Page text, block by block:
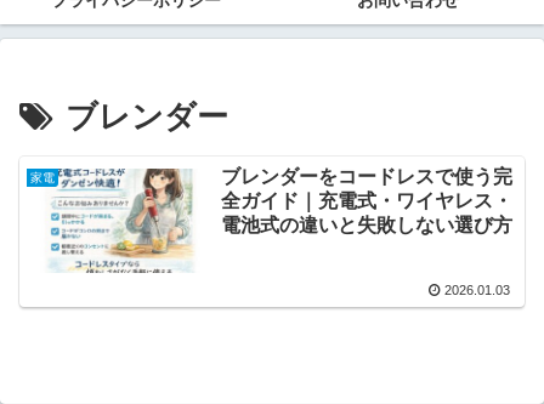
ブレンダー
家電
ブレンダーをコードレスで使う完
全ガイド｜充電式・ワイヤレス・
電池式の違いと失敗しない選び方
2026.01.03